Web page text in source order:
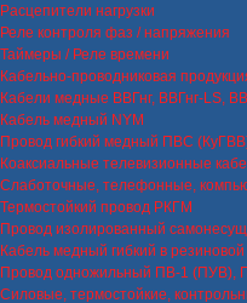
Расцепители нагрузки
Реле контроля фаз / напряжения
Таймеры / Реле времени
Кабельно-проводниковая
Кабели медные ВВГнг, ВВГнг-LS,
Кабель медный NYM
Провод гибкий медный ПВС
Коаксиальные телевизионные
Слаботочные, телефонные,
Термостойкий провод РКГМ
Провод изолированный
Кабель медный гибкий в
Провод одножильный ПВ-1
Силовые, термостойкие,